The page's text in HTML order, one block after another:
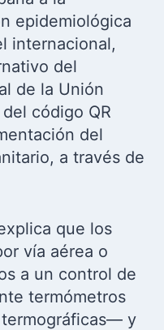
epidemiológica
internacional,
del
de la Unión
código QR
del
a través de
que los
vía aérea o
a un control de
termómetros
termográficas— y